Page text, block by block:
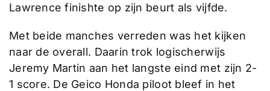
Lawrence finishte op zijn beurt als vijfde.
Met beide manches verreden was het kijken
naar de overall. Daarin trok logischerwijs
Jeremy Martin aan het langste eind met zijn 2-
1 score. De Geico Honda piloot bleef in het